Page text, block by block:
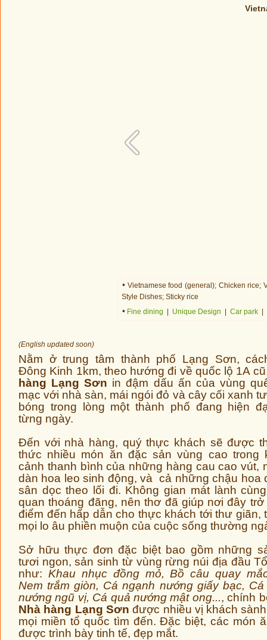
• Vietnamese food (general); Chicken rice;
Style Dishes; Sticky rice
• Fine dining Unique Design Car park
(English updated soon)
Nằm ở trung tâm thành phố Lạng Sơn,
Đông Kinh 1km, theo hướng đi về quốc lộ 1A
hàng Lạng Sơn in đậm dấu ấn của vùng
mạc với nhà sàn, mái ngói đỏ và cây cối xanh
bóng trong lòng một thành phố đang hiện
từng ngày.
Đến với nhà hàng, quý thực khách sẽ được
thức nhiều món ăn đặc sản vùng cao trong
cảnh thanh bình của những hàng cau cao vút,
dàn hoa leo sinh động, và cả những chậu hoa
sân dọc theo lối đi. Không gian mát lành
quan thoáng đãng, nên thơ đã giúp nơi đây trở
điểm đến hấp dẫn cho thực khách tới thư giãn,
mọi lo âu phiền muộn của cuộc sống thường
Sở hữu thực đơn đặc biệt bao gồm những
tươi ngon, sản sinh từ vùng rừng núi địa đầu
như: Khau nhục đồng mỏ, Bồ câu quay
Nem trắm giòn, Cá ngạnh nướng giấy bạc,
nướng ngũ vị, Cá quả nướng mật ong..., chính b
Nhà hàng Lạng Sơn được nhiều vị khách
mọi miền tổ quốc tìm đến. Đặc biệt, các món
được trình bày tinh tế, đẹp mắt.